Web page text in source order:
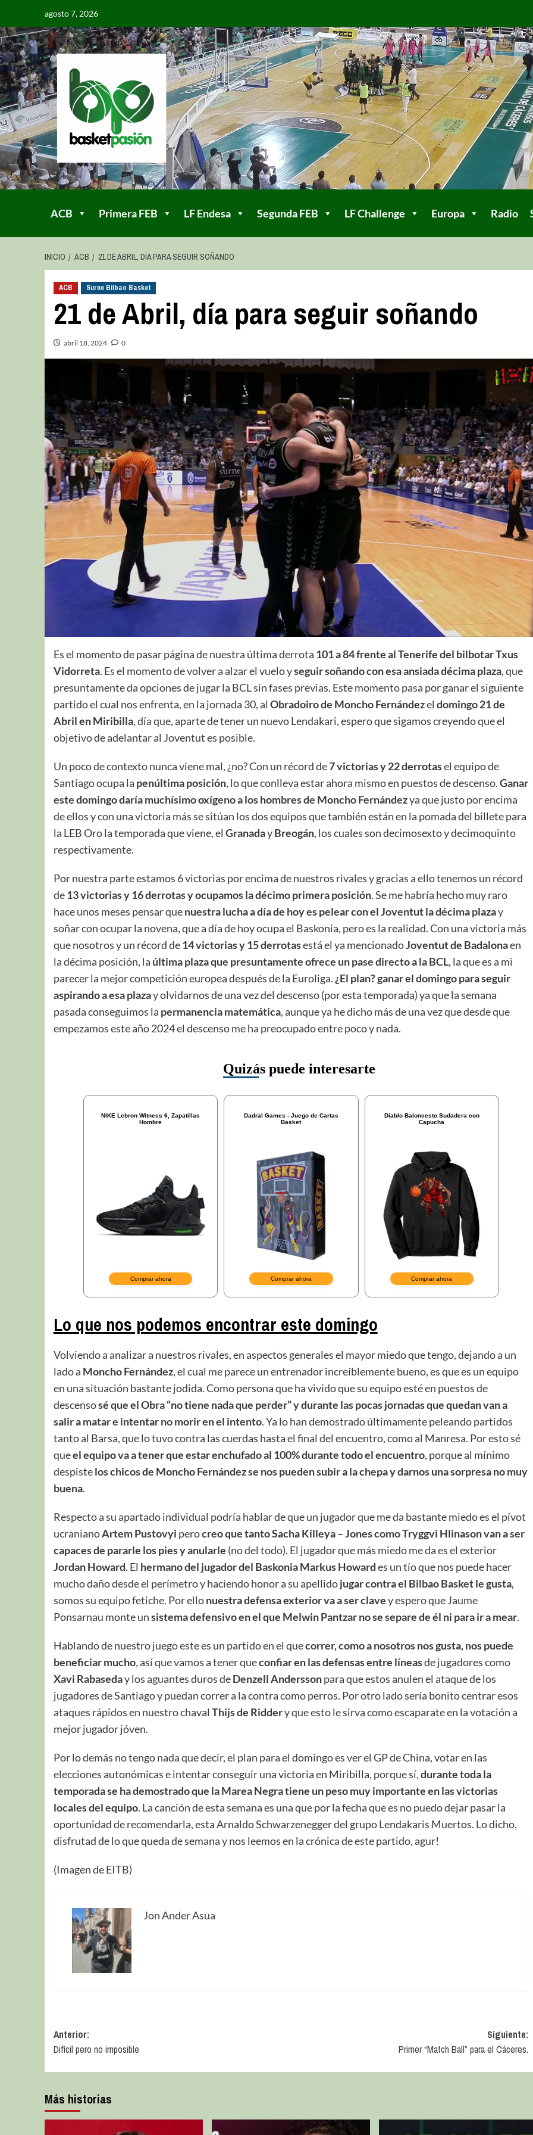
agosto 7, 2026
ACB Primera FEB LF Endesa Segunda FEB LF Challenge Europa Radio
INICIO ACB 21 DE ABRIL, DÍA PARA SEGUIR SOÑANDO
ACB Surne Bilbao Basket
21 de Abril, día para seguir soñando
abril 18, 2024 0
Es el momento de pasar página de nuestra última derrota 101 a 84 frente al Tenerife del bilbotar Txus
Vidorreta. Es el momento de volver a alzar el vuelo yseguir soñando con esa ansiada décima plaza, que
presuntamente da opciones de jugar la BCL sin fases previas. Este momento pasa por ganar el siguiente
partido el cual nos enfrenta, en la jornada 30, al Obradoiro de Moncho Fernándezel domingo 21 de
Abril en Miribilla, día que, aparte de tener un nuevo Lendakari, espero que sigamos creyendo que el
objetivo de adelantar al Joventut es posible.
Un poco de contexto nunca viene mal, ¿no? Con un récord de7 victorias y 22 derrotasel equipo de
Santiago ocupa la penúltima posición, lo que conlleva estar ahora mismo en puestos de descenso.Ganar
este domingo daría muchísimo oxígeno a los hombres de Moncho Fernándezya que justo por encima
de ellos y con una victoria más se sitúan los dos equipos que también están en la pomada del billete para
la LEB Oro la temporada que viene, el GranadayBreogán, los cuales son decimosexto y decimoquinto
respectivamente.
Por nuestra parte estamos 6 victorias por encima de nuestros rivales y gracias a ello tenemos un récord
de13 victorias y 16 derrotas y ocupamos la décimo primera posición. Se me habría hecho muy raro
hace unos meses pensar quenuestra lucha a día de hoy es pelear con el Joventut la décima plazay
soñar con ocupar la novena, que a día de hoy ocupa el Baskonia, pero es la realidad. Con una victoria más
que nosotros y un récord de14 victorias y 15 derrotasestá el ya mencionadoJoventut de Badalonaen
la décima posición, la última plaza que presuntamente ofrece un pase directo a la BCL, la que es a mi
parecer la mejor competición europea después de la Euroliga. ¿El plan? ganar el domingo para seguir
aspirando a esa plazay olvidarnos de una vez del descenso (por esta temporada) ya que la semana
pasada conseguimos la permanencia matemática, aunque ya he dicho más de una vez que desde que
empezamos este año 2024 el descenso me ha preocupado entre poco y nada.
Lo que nos podemos encontrar este domingo
Volviendo a analizar a nuestros rivales, en aspectos generales el mayor miedo que tengo, dejando a un
lado a Moncho Fernández, el cual me parece un entrenador increíblemente bueno, es que es un equipo
en una situación bastante jodida. Como persona que ha vivido que su equipo esté en puestos de
descensosé que el Obra “no tiene nada que perder” y durante las pocas jornadas que quedan van a
salir a matar e intentar no morir en el intento. Ya lo han demostrado últimamente peleando partidos
tanto al Barsa, que lo tuvo contra las cuerdas hasta el final del encuentro, como al Manresa. Por esto sé
queel equipo va a tener que estar enchufado al 100% durante todo el encuentro, porque al mínimo
despistelos chicos de Moncho Fernández se nos pueden subir a la chepa y darnos una sorpresa no muy
buena.
Respecto a su apartado individual podría hablar de que un jugador que me da bastante miedo es el pívot
ucranianoArtem Pustovyi perocreo que tanto Sacha Killeya – Jones como Tryggvi Hlinason van a ser
capaces de pararle los pies y anularle (no del todo). El jugador que más miedo me da es el exterior
Jordan Howard. El hermano del jugador del Baskonia Markus Howardes un tío que nos puede hacer
mucho daño desde el perímetro y haciendo honor a su apellidojugar contra el Bilbao Basket le gusta,
somos su equipo fetiche. Por ellonuestra defensa exterior va a ser clavey espero que Jaume
Ponsarnau monte unsistema defensivo en el que Melwin Pantzar no se separe de él ni para ir a mear.
Hablando de nuestro juego este es un partido en el quecorrer, como a nosotros nos gusta, nos puede
beneficiar mucho, así que vamos a tener queconfiar en las defensas entre líneasde jugadores como
Xavi Rabaseday los aguantes duros deDenzell Anderssonpara que estos anulen el ataque de los
jugadores de Santiago y puedan correr a la contra como perros. Por otro lado sería bonito centrar esos
ataques rápidos en nuestro chaval Thijs de Riddery que esto le sirva como escaparate en la votación a
mejor jugador jóven.
Por lo demás no tengo nada que decir, el plan para el domingo es ver el GP de China, votar en las
elecciones autonómicas e intentar conseguir una victoria en Miribilla, porque sí,durante toda la
temporada se ha demostrado que la Marea Negra tiene un peso muy importante en las victorias
locales del equipo. La canción de esta semana es una que por la fecha que es no puedo dejar pasar la
oportunidad de recomendarla, esta Arnaldo Schwarzenegger del grupo Lendakaris Muertos. Lo dicho,
disfrutad de lo que queda de semana y nos leemos en la crónica de este partido, agur!
(Imagen de EITB)
Jon Ander Asua
Anterior:
Difícil pero no imposible
Siguiente:
Primer “Match Ball” para el Cáceres.
Más historias
La entrevista bTactic
La entrevista bTactic
mayo 7, 2026
Nos hacemos mayores. Vamos creciendo. Tanto así
que el próximo 20 de mayo celebramos nuestro
cuarto cumpleaños. Y todo crecimiento conlleva
sus cambios. Cambio que...
Leer más